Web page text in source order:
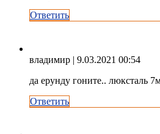
Ответить
владимир | 9.03.2021 00:54
да ерунду гоните.. люксталь
Ответить